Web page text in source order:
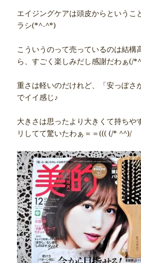
エイジングケアは頭皮からというこ
ラシ(*^-^*)
こういうのって売っているのは結構
ら、すごく楽しみだし感謝だわぁ(/
重さは軽いのだけれど、「安っぽさ
でイイ感じ♪
大きさは思ったより大きくて持ちや
リしてて驚いたわぁ＝＝((( (/* ^^)/